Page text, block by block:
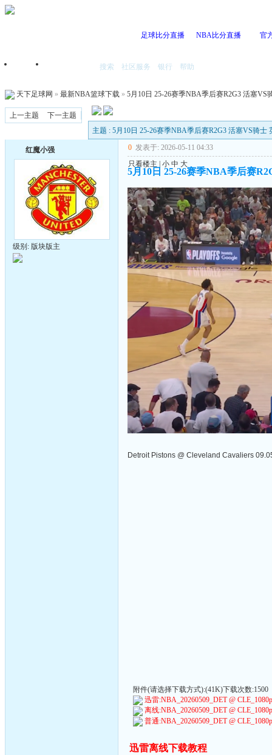
足球比分直播 NBA比分直播 官
首页 搜索 社区服务 银行 帮助
天下足球网 » 最新NBA篮球下载 » 5月10日 25-26赛季NBA季后赛R2G3 活塞VS
上一主题
下一主题
主题 : 5月10日 25-26赛季NBA季后赛R2G3 活塞VS骑士
红魔小强
级别: 版块版主
0 发表于: 2026-05-11 04:33
只看楼主
小 中 大
5月10日 25-26赛季NBA季后赛
Detroit Pistons @ Cleveland Cavaliers
附件(请选择下载方式):(41K)下载次数:1500
迅雷:NBA_20260509_DET @
离线:NBA_20260509_DET @
普通:NBA_20260509_DET @
迅雷离线下载教程